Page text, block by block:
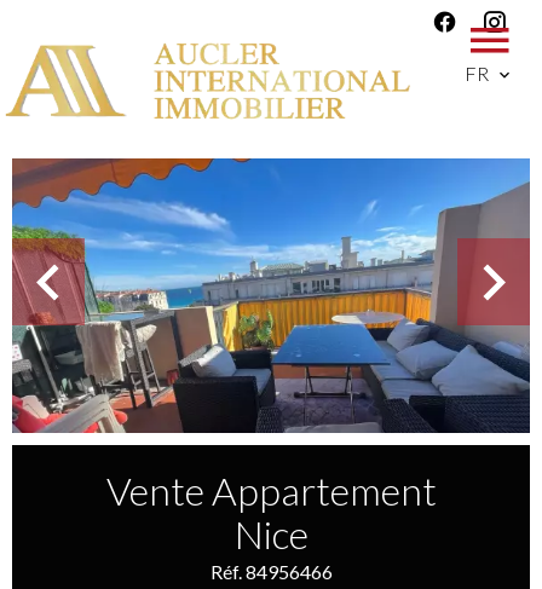
FR
Vente Appartement
Nice
Réf. 84956466